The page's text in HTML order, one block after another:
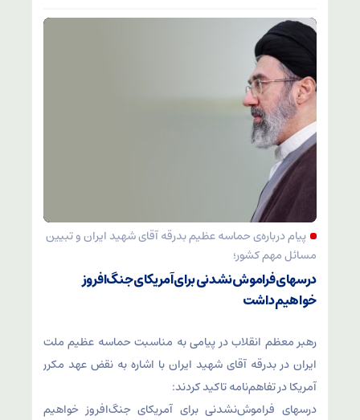
پیام درباره‌ی حماسه عظیم بدرقه آقای شهید ایران و تبیین
مسائل مهم کشور؛
درسهای فراموش‌نشدنی برای آمریکای جنگ‌افروز
خواهیم داشت
رهبر معظم انقلاب در پیامی به مناسبت حماسه عظیم ملت
ایران در بدرقه آقای شهید ایران با اشاره به نقض عهد مکرر
آمریکا در تفاهم‌نامه تاکید کردند:
درسهای فراموش‌نشدنی برای آمریکای جنگ‌افروز خواهیم